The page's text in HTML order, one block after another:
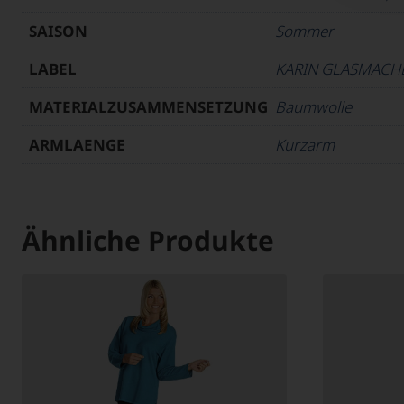
SAISON
Sommer
LABEL
KARIN
MATERIALZUSAMMENSETZUNG Baumwolle
ARMLAENGE
Kurzarm
Ähnliche Produkte